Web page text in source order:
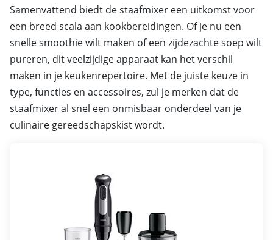
Samenvattend biedt de staafmixer een uitkomst voor
een breed scala aan kookbereidingen. Of je nu een
snelle smoothie wilt maken of een zijdezachte soep wilt
pureren, dit veelzijdige apparaat kan het verschil
maken in je keukenrepertoire. Met de juiste keuze in
type, functies en accessoires, zul je merken dat de
staafmixer al snel een onmisbaar onderdeel van je
culinaire gereedschapskist wordt.